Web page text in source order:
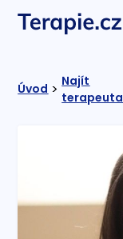
Úvod > Najít
terapeuta